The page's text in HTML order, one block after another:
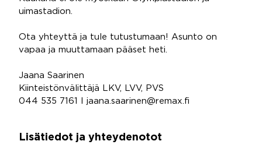
uimastadion.
Ota yhteyttä ja tule tutustumaan! Asunto on
vapaa ja muuttamaan pääset heti.
Jaana Saarinen
Kiinteistönvälittäjä LKV, LVV, PVS
044 535 7161 I jaana.saarinen@remax.fi
Lisätiedot ja yhteydenotot